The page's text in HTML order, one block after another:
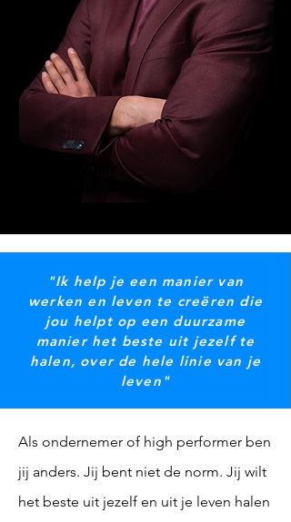
​​"Ik help je een manier van
werken en leven te creëren die
jou helpt op een duurzame
manier het beste uit jezelf te
halen, over de hele linie van je
leven "
Als ondernemer of high performer ben
jij anders. Jij bent niet de norm. Jij wilt
het beste uit jezelf en uit je leven halen